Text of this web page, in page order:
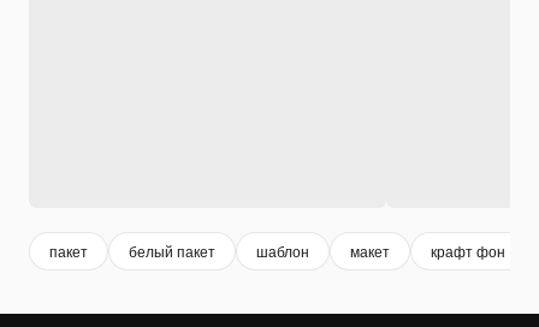
пакет белый пакет шаблон макет крафт фон